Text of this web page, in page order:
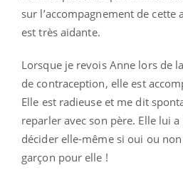
sur l’accompagnement de cette
est très aidante.
Lorsque je revois Anne lors de
de contraception, elle est
Elle est radieuse et me dit
reparler avec son père. Elle lui
décider elle-même si oui ou
garçon pour elle !